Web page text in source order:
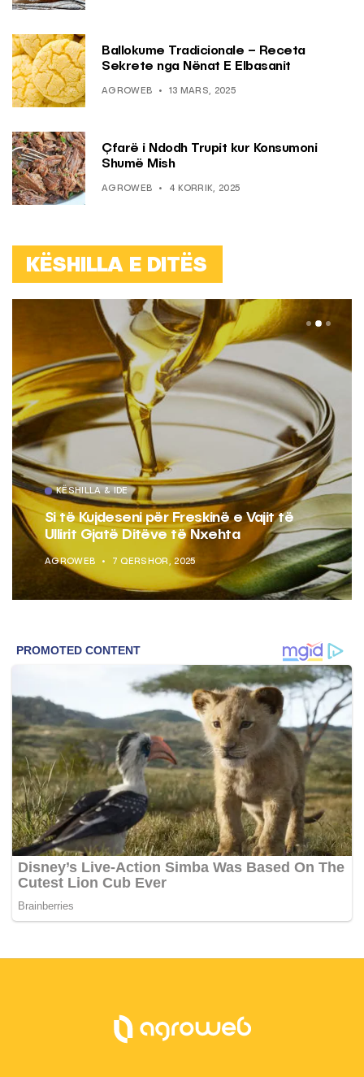
Ballokume Tradicionale – Receta
Sekrete nga Nënat E Elbasanit
AGROWEB 13 MARS, 2025
Çfarë i Ndodh Trupit kur Konsumoni
Shumë Mish
AGROWEB 4 KORRIK, 2025
KËSHILLA E DITËS
KËSHILLA & IDE
Si të Kujdeseni për Freskinë e Vajit të
Ullirit Gjatë Ditëve të Nxehta
AGROWEB 7 QERSHOR, 2025